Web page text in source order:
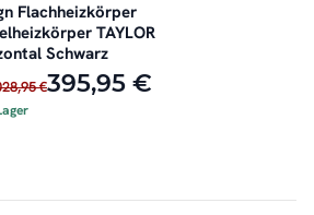
Flachheizkörper
TAYLOR
Schwarz
€395,95 €